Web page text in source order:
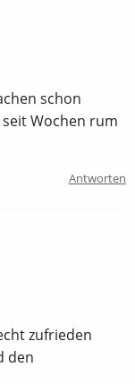
schon
Wochen rum
Antworten
zufrieden
den